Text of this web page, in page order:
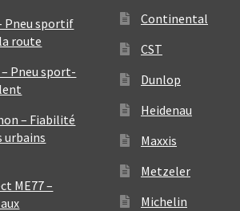
Pneu sportif
route
– Pneu sport-
– Fiabilité
urbains
ME77 –
Continental
CST
Dunlop
Heidenau
Maxxis
Metzeler
Michelin